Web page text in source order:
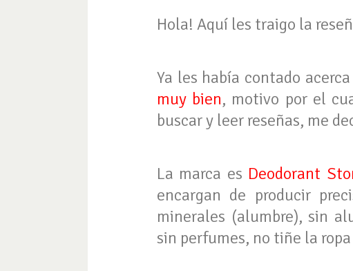
Hola! Aquí les traigo la
Ya les había contado
muy bien, motivo por el
buscar y leer reseñas, me
La marca es Deodorant
encargan de producir
minerales (alumbre), sin
sin perfumes, no tiñe la